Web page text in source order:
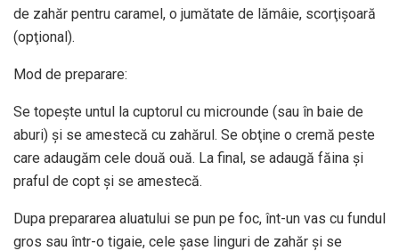
de zahăr pentru caramel, o jumătate de lămâie, scorţişoară
(opţional).
Mod de preparare:
Se topeşte untul la cuptorul cu microunde (sau în baie de
aburi) şi se amestecă cu zahărul. Se obţine o cremă peste
care adaugăm cele două ouă. La final, se adaugă făina şi
praful de copt şi se amestecă.
Dupa prepararea aluatului se pun pe foc, înt-un vas cu fundul
gros sau într-o tigaie, cele şase linguri de zahăr şi se